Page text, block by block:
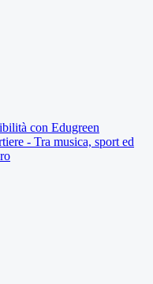
con Edugreen
- Tra musica, sport ed